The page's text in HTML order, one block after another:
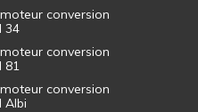
conversion
34
conversion
81
conversion
Albi